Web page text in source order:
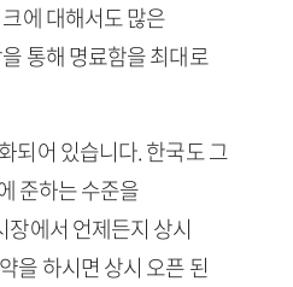
에 대해서도 많은
통해 명료함을 최대로
되어 있습니다. 한국도 그
준하는 수준을
에서 언제든지 상시
을 하시면 상시 오픈 된